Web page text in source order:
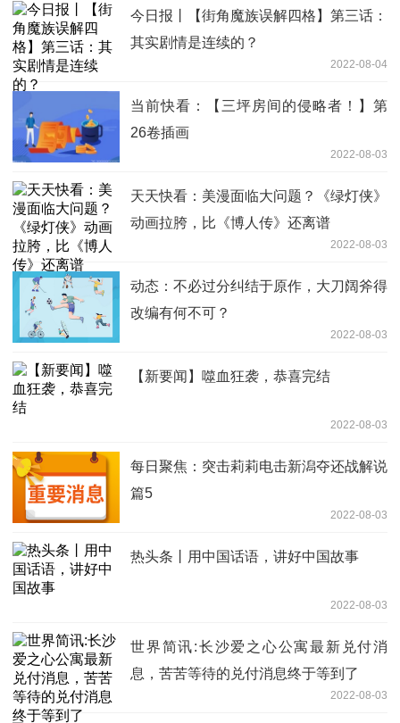
今日报丨【街角魔族误解四格】第三话：
其实剧情是连续的？
2022-08-04
当前快看：【三坪房间的侵略者！】第
26卷插画
2022-08-03
天天快看：美漫面临大问题？《绿灯侠》
动画拉胯，比《博人传》还离谱
2022-08-03
动态：不必过分纠结于原作，大刀阔斧得
改编有何不可？
2022-08-03
【新要闻】噬血狂袭，恭喜完结
2022-08-03
每日聚焦：突击莉莉电击新潟夺还战解说
篇5
2022-08-03
热头条丨用中国话语，讲好中国故事
2022-08-03
世界简讯:长沙爱之心公寓最新兑付消
息，苦苦等待的兑付消息终于等到了
2022-08-03